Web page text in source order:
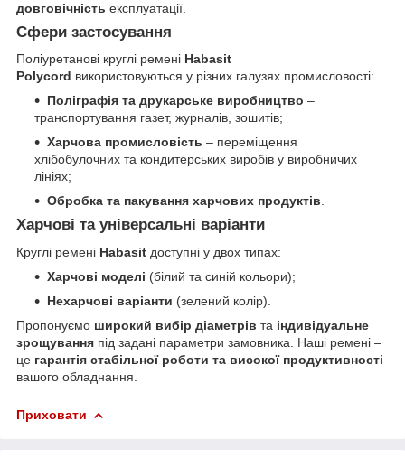
довговічність експлуатації.
Сфери застосування
Поліуретанові круглі ремені Habasit
Polycord використовуються у різних галузях промисловості:
Поліграфія та друкарське виробництво –
транспортування газет, журналів, зошитів;
Харчова промисловість – переміщення
хлібобулочних та кондитерських виробів у виробничих
лініях;
Обробка та пакування харчових продуктів.
Харчові та універсальні варіанти
Круглі ремені Habasit доступні у двох типах:
Харчові моделі (білий та синій кольори);
Нехарчові варіанти (зелений колір).
Пропонуємо широкий вибір діаметрів та індивідуальне
зрощування під задані параметри замовника. Наші ремені –
це гарантія стабільної роботи та високої продуктивності
вашого обладнання.
Приховати